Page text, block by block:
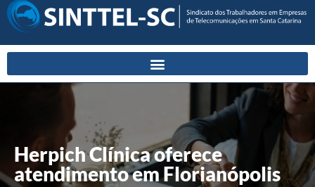
Herpich Clínica oferece
atendimento em Florianópolis